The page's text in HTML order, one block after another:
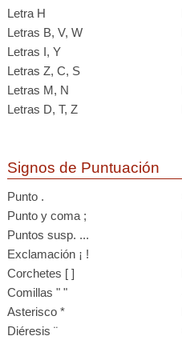
Letra H
Letras B, V, W
Letras I, Y
Letras Z, C, S
Letras M, N
Letras D, T, Z
Signos de Puntuación
Punto .
Punto y coma ;
Puntos susp. ...
Exclamación ¡ !
Corchetes [ ]
Comillas " "
Asterisco *
Diéresis ¨